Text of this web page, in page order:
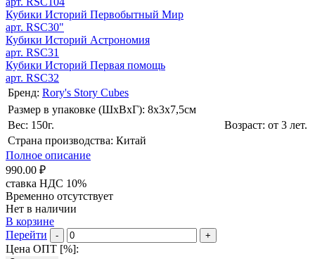
Кубики Историй Первобытный Мир
арт. RSC30"
Кубики Историй Астрономия
арт. RSC31
Кубики Историй Первая помощь
арт. RSC32
Бренд: Rory's Story Cubes
Размер в упаковке (ШхВxГ): 8х3х7,5cм
Вес: 150г.
Возраст: от 3 лет.
Страна производства: Китай
Полное описание
990.00 ₽
ставка НДС 10%
Временно отсутствует
Нет в наличии
В корзине
Перейти
- +
Цена ОПТ [%]: